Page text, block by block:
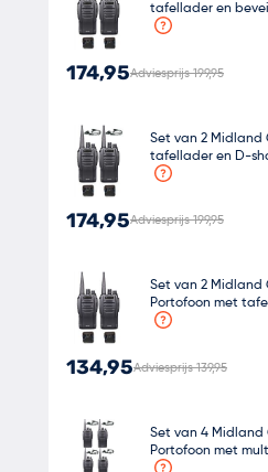
tafellader en
174,95Adviesprijs 199,95
Set van 2 Midland
tafellader en D-
174,95Adviesprijs 199,95
Set van 2 Midland
Portofoon met
134,95Adviesprijs 139,95
Set van 4 Midland
Portofoon met